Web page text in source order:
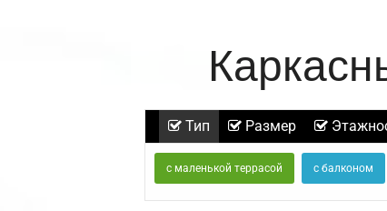
Тип Размер
с маленькой террасой с балконом